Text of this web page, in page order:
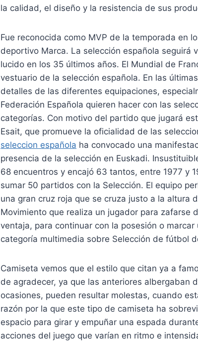
la calidad, el diseño y la resistencia de sus
Fue reconocida como MVP de la temporada en
deportivo Marca. La selección española seguirá
lucido en los 35 últimos años. El Mundial de
vestuario de la selección española. En las
detalles de las diferentes equipaciones,
Federación Española quieren hacer con las
categorías. Con motivo del partido que jugará
Esait, que promueve la oficialidad de las
seleccion española ha convocado una
presencia de la selección en Euskadi.
68 encuentros y encajó 63 tantos, entre 1977 y
sumar 50 partidos con la Selección. El equipo
una gran cruz roja que se cruza justo a la altura
Movimiento que realiza un jugador para zafarse
ventaja, para continuar con la posesión o
categoría multimedia sobre Selección de fútbol
Camiseta vemos que el estilo que citan ya a
de agradecer, ya que las anteriores albergaban
ocasiones, pueden resultar molestas, cuando
razón por la que este tipo de camiseta ha
espacio para girar y empuñar una espada
acciones del juego que varían en ritmo e